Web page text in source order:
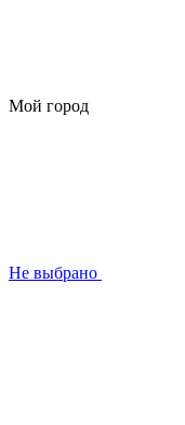
Мой город
Не выбрано